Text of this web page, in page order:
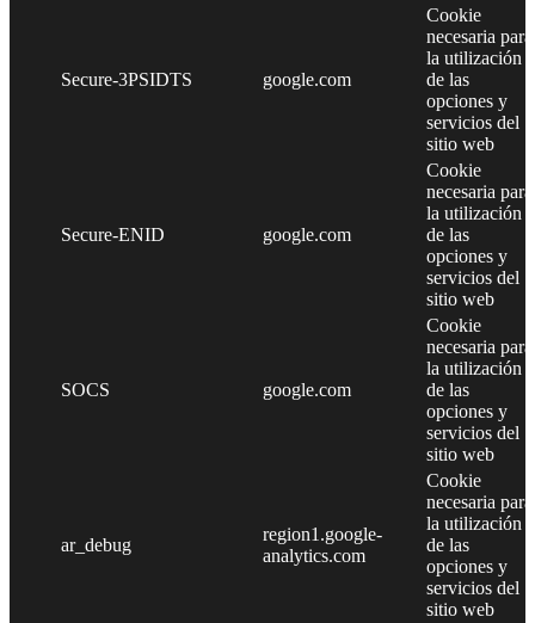
Secure-3PSIDTS google.com
Cookie
necesaria para
la utilización
de las
opciones y
servicios del
sitio web
Secure-ENID google.com
Cookie
necesaria para
la utilización
de las
opciones y
servicios del
sitio web
SOCS google.com
Cookie
necesaria para
la utilización
de las
opciones y
servicios del
sitio web
ar_debug
region1.google-
analytics.com
Cookie
necesaria para
la utilización
de las
opciones y
servicios del
sitio web